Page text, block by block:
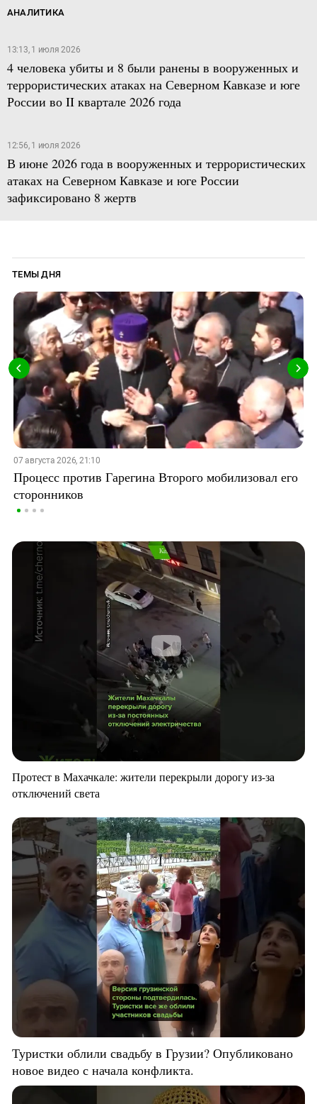
АНАЛИТИКА
13:13, 1 июля 2026
4 человека убиты и 8 были ранены в вооруженных и
террористических атаках на Северном Кавказе и юге
России во II квартале 2026 года
12:56, 1 июля 2026
В июне 2026 года в вооруженных и террористических
атаках на Северном Кавказе и юге России
зафиксировано 8 жертв
ТЕМЫ ДНЯ
07 августа 2026, 21:10
Процесс против Гарегина Второго мобилизовал его
сторонников
Протест в Махачкале: жители перекрыли дорогу из-за
отключений света
Туристки облили свадьбу в Грузии? Опубликовано
новое видео с начала конфликта.